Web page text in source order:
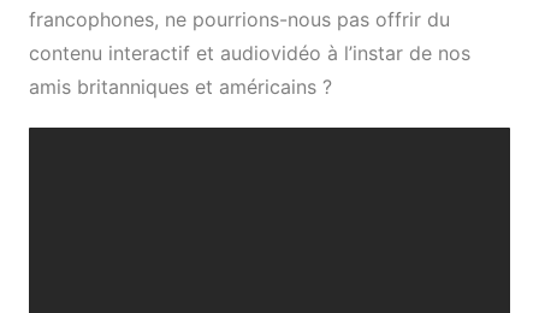
francophones, ne pourrions-nous pas offrir du
contenu interactif et audiovidéo à l’instar de nos
amis britanniques et américains ?